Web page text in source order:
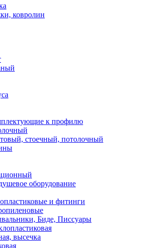
ковролин
к профилю
стоечный, потолочный
оборудование
и фитинги
Биде, Писсуары
высечка